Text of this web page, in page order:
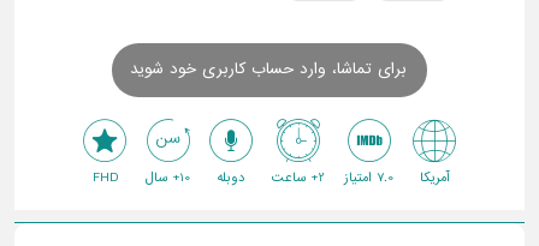
برای تماشا، وارد حساب کاربری خود شوید
آمریکا 7.0 امتیاز 2+ ساعت دوبله 10+ سال FHD